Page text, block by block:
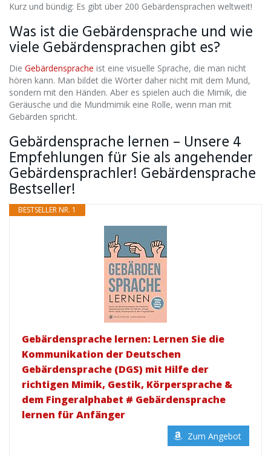
Kurz und bündig: Es gibt über 200 Gebärdensprachen weltweit!
Was ist die Gebärdensprache und wie
viele Gebärdensprachen gibt es?
Die Gebärdensprache ist eine visuelle Sprache, die man nicht
hören kann. Man bildet die Wörter daher nicht mit dem Mund,
sondern mit den Händen. Aber es spielen auch die Mimik, die
Geräusche und die Mundmimik eine Rolle, wenn man mit
Gebärden spricht.
Gebärdensprache lernen – Unsere 4
Empfehlungen für Sie als angehender
Gebärdensprachler! Gebärdensprache
Bestseller!
BESTSELLER NR. 1
Gebärdensprache lernen: Lernen Sie die
Kommunikation der Deutschen
Gebärdensprache (DGS) mit Hilfe der
richtigen Mimik, Gestik, Körpersprache &
dem Fingeralphabet # Gebärdensprache
lernen für Anfänger
Zum Angebot